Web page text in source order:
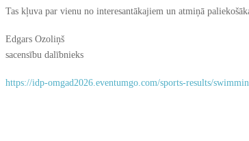
Tas kļuva par vienu no interesantākajiem un atmiņā
Edgars Ozoliņš
sacensību dalībnieks
https://idp-omgad2026.eventumgo.com/sports-results/